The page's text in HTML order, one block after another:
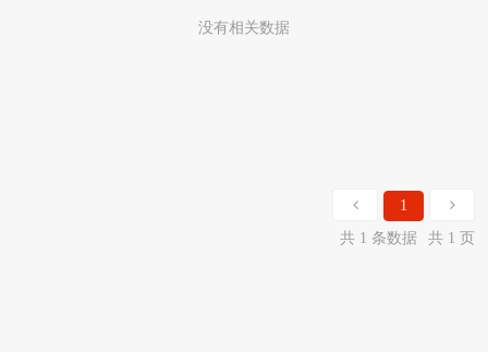
没有相关数据
1
共 1 条数据
共 1 页